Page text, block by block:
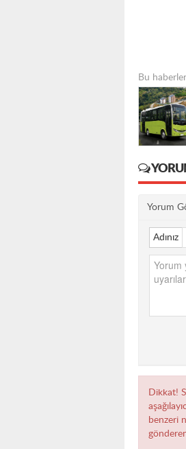
Bu
Yorum
Adınız
Dikkat!
benzeri